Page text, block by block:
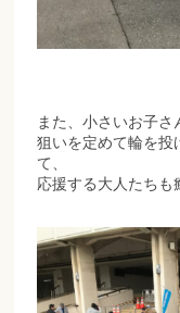
また、小さいお子さ
狙いを定めて輪を投
て、
応援する大人たちも